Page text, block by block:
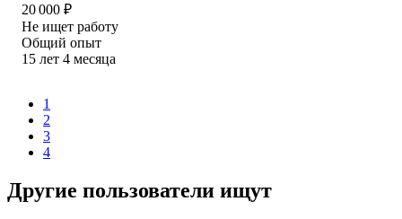
20 000 ₽
Не ищет работу
Общий опыт
15 лет 4 месяца
1
2
3
4
Другие пользователи ищут